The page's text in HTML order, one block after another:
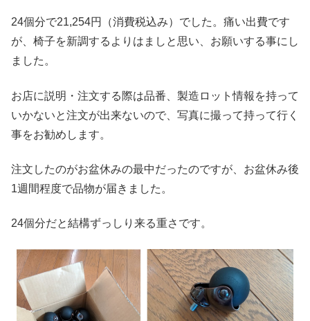
24個分で21,254円（消費税込み）でした。痛い出費です
が、椅子を新調するよりはましと思い、お願いする事にし
ました。
お店に説明・注文する際は品番、製造ロット情報を持って
いかないと注文が出来ないので、写真に撮って持って行く
事をお勧めします。
注文したのがお盆休みの最中だったのですが、お盆休み後
1週間程度で品物が届きました。
24個分だと結構ずっしり来る重さです。